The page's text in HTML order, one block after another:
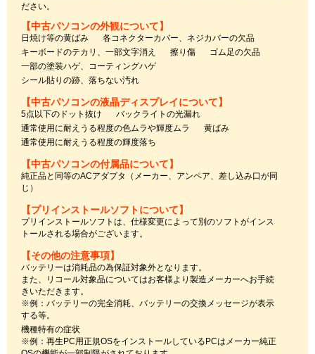
ださい。
【中古パソコンの外観について】
日焼け等の黄ばみ
各コネクターカバー、ネジカバーの欠品
キーボードのテカリ、一部文字消え
擦り傷
ゴム足の欠品
一部の塗装ハゲ、コーティングハゲ
シール貼りの跡、落ちない汚れ
【中古パソコンの液晶ディスプレイについて】
5点以下のドット抜け
バックライトの光漏れ
通常使用に耐えうる程度の色ムラや輝度ムラ
黄ばみ
通常使用に耐えうる程度の輝度落ち
【中古パソコンの付属品について】
純正品と同等のACアダプタ（メーカー、アンペア、差し込み口が同
じ）
【プリインストールソフトについて】
プリインストールソフトは、仕様変更によって別のソフトがインス
トールされる場合がございます。
【その他の注意事項】
バッテリーは消耗品の為保証対象外となります。
また、リコール対象品についてはお客様より製造メーカーへお手続
きいただきます。
※例：バッテリーの完全消耗、バッテリーの交換メッセージが表示
する等。
機種特有の症状
※例：再生PC用正規OSをインストールしているPCはメーカー純正